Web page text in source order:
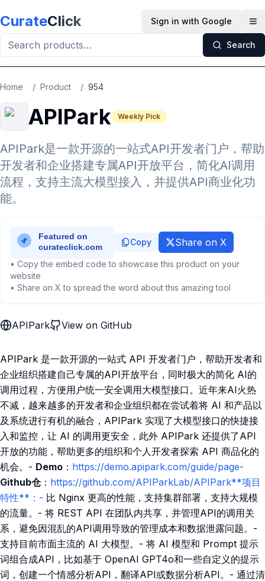
CurateClick Sign in with Google
Search
Home / Product / 954
APIPark Weekly Pick
APIPark是一款开源的一站式API开发者门户，帮助
开发者和企业搭建专属API开放平台，简化AI调用
流程，支持主流大模型接入，并提供API商业化功
能。
Copy Share on X
• Copy the embed code to showcase this product on your
website
• Share on X to spread the word about this amazing tool
APIPark View on GitHub
APIPark 是一款开源的一站式 API 开发者门户，帮助开发者和
企业组织搭建自己专属的API开放平台，同时极大的简化 AI的
调用过程，方便用户统一安全调用大模型接口。近年来AI火热
不减，越来越多的开发者和企业组织都在尝试着将 AI 和产品以
及系统进行有机的融合，APIPark 实现了大模型接口的快捷接
入和监控，让 AI 的调用更安全，此外 APIPark 还提供了API
开放的功能，帮助更多的组织和个人开发者探索 API 商品化的
机会。- Demo ： https://demo.apipark.com/guide/page-
Github仓： https://github.com/APIParkLab/APIPark**项目
特性**：- 比 Nginx 更高的性能，支持集群部署，支持大规模
的流量。- 将 REST API 在团队内共享，并管理API的调用关
系，避免因混乱的API调用导致的管理成本和数据泄露问题。-
支持目前市面主流的 AI 大模型。- 将 AI 模型和 Prompt 提示
词组合成API，比如基于 OpenAI GPT4o和一些自定义的提示
词，创建一个情感分析API，翻译API或数据分析API。- 通过清